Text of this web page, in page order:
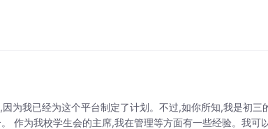
为我已经为这个平台制定了计划。不过,如你所知,我是初三
作为我校学生会的主席,我在管理等方面有一些经验。我可